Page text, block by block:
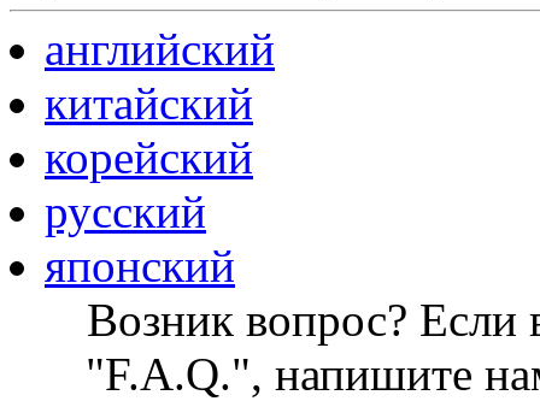
английский
китайский
корейский
русский
японский
Возник вопрос? Если
"F.A.Q.", напишите